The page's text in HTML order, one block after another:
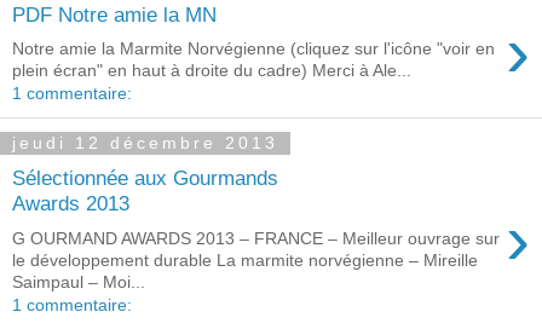
PDF Notre amie la MN ›
Notre amie la Marmite Norvégienne (cliquez sur l'icône "voir en
plein écran" en haut à droite du cadre) Merci à Ale...
1 commentaire:
jeudi 12 décembre 2013
Sélectionnée aux Gourmands
Awards 2013
›
G OURMAND AWARDS 2013 – FRANCE – Meilleur ouvrage sur
le développement durable La marmite norvégienne – Mireille
Saimpaul – Moi...
1 commentaire: